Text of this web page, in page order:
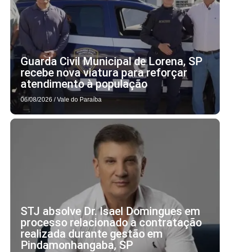
Guarda Civil Municipal de Lorena, SP
recebe nova viatura para reforçar
atendimento à população
06/08/2026 / Vale do Paraíba
STJ absolve Dr. Isael Domingues em
processo relacionado a contratação
realizada durante gestão em
Pindamonhangaba, SP